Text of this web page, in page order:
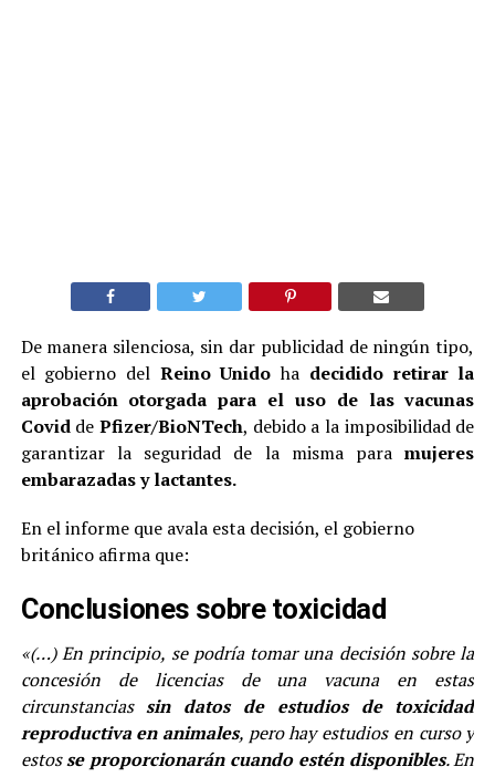
De manera silenciosa, sin dar publicidad de ningún tipo,
el gobierno del Reino Unido ha decidido retirar la
aprobación otorgada para el uso de las vacunas
Covidde Pfizer/BioNTech, debido a la imposibilidad de
garantizar la seguridad de la misma paramujeres
embarazadas y lactantes.
En el informe que avala esta decisión, el gobierno
británico afirma que:
Conclusiones sobre toxicidad
«(…) En principio, se podría tomar una decisión sobre la
concesión de licencias de una vacuna en estas
circunstanciassin datos de estudios de toxicidad
reproductiva en animales, pero hay estudios en curso y
estosse proporcionarán cuando estén disponibles. En